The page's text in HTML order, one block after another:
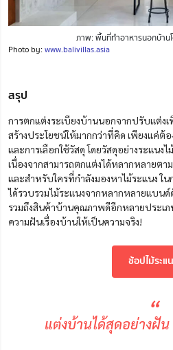
ภาพ: พื้นที่ทำอาหารนอกบ้านโ
Photo by:www.balivillas.asia
สรุป
การตกแต่งระเบียงบ้านนอกจากปรับแต่งเ
สร้างประโยชน์ให้มากกว่าที่คิด เพียงแค่
และการเลือกใช้วัสดุ โดยวัสดุอย่างระแนง
เนื่องจากสามารถตกแต่งได้หลากหลายตา
และสำหรับใครที่กำลังมองหาไม้ระแนง ใน
ได้รวบรวมไม้ระแนงจากหลากหลายแบนด์
รวมถึงสินค้าบ้านคุณภาพดีอีกหลายประเภ
ความฝันเรื่องบ้านให้เป็นความจริง!
ช้อปไม้ระแ
“
แต่งบ้านได้สุดอย่างฝั